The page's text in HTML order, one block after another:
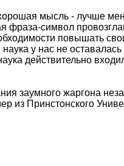
хорошая мысль - лучше
фраза-символ
повышать
у нас не
действительно
заумного жаргона
из Принстонского